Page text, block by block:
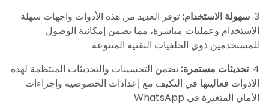
3. سهولة الاستخدام: توفر العديد من هذه الأدوات واجهات سهلة
الاستخدام وعمليات مباشرة، مما يضمن إمكانية الوصول
للمستخدمين ذوي الخلفيات التقنية المتنوعة.
4. تحديثات مستمرة: تضمن التحسينات والتحديثات المنتظمة لهذه
الأدوات فعاليتها في التكيف مع إعدادات الخصوصية وإجراءات
الأمان المتغيرة في WhatsApp.